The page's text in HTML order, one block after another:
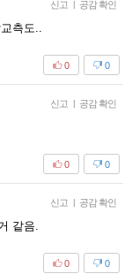
신고 | 공감 확인
측도..
0
0
신고 | 공감 확인
0
0
신고 | 공감 확인
같음.
0
0